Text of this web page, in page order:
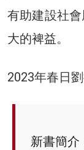
有助建設社
大的裨益。
2023年春日
新書簡介